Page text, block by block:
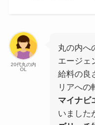
20代丸の内
OL
丸の内へ
エージェ
給料の良
リアへの
マイナビ
いました